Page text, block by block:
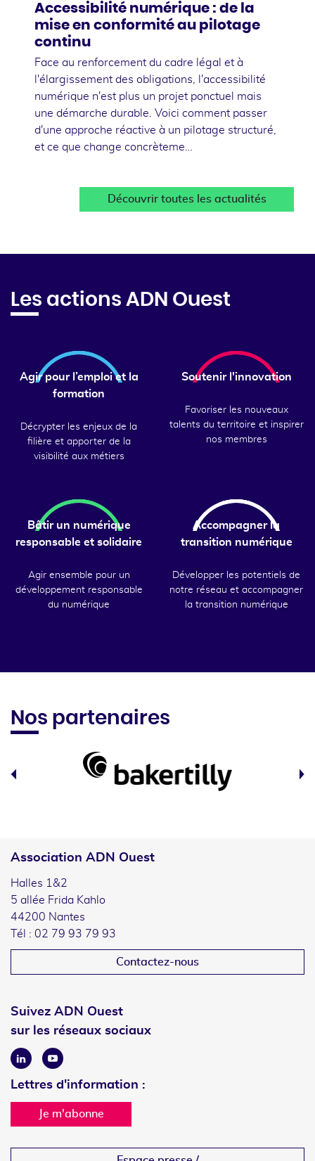
Accessibilité numérique : de la
mise en conformité au pilotage
continu
Face au renforcement du cadre légal et à
l'élargissement des obligations, l'accessibilité
numérique n'est plus un projet ponctuel mais
une démarche durable. Voici comment passer
d'une approche réactive à un pilotage structuré,
et ce que change concrèteme…
Découvrir toutes les actualités
Les actions ADN Ouest
Agir pour l’emploi et la
formation
Décrypter les enjeux de la
filière et apporter de la
visibilité aux métiers
Soutenir l'innovation
Favoriser les nouveaux
talents du territoire et inspirer
nos membres
Bâtir un numérique
responsable et solidaire
Agir ensemble pour un
développement responsable
du numérique
Accompagner la
transition numérique
Développer les potentiels de
notre réseau et accompagner
la transition numérique
Nos partenaires
Association ADN Ouest
Halles 1&2
5 allée Frida Kahlo
44200 Nantes
Tél : 02 79 93 79 93
Contactez-nous
Suivez ADN Ouest
sur les réseaux sociaux
LinkedinYoutube
Lettres d'information :
Je m'abonne